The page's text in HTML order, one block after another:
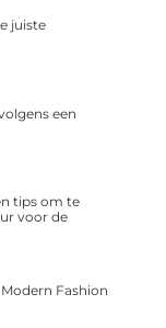
juiste
een
tips om te
voor de
Fashion